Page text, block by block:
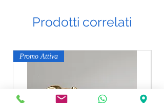
Prodotti correlati
Promo Attiva